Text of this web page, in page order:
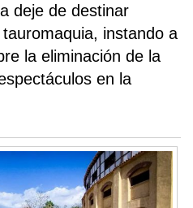
deje de destinar
instando a
la eliminación de la
en la